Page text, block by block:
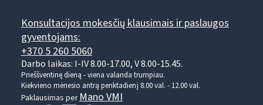
Konsultacijos mokesčių klausimais ir paslaugos
gyventojams:
+370 5 260 5060
Darbo laikas: I-IV 8.00-17.00, V 8.00-15.45.
Prieššventinę dieną - viena valanda trumpiau.
Kiekvieno mėnesio antrą penktadienį 8.00 val. - 12.00 val.
Paklausimas per Mano VMI